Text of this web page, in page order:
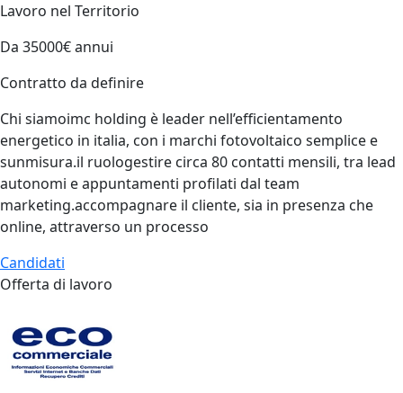
Lavoro nel Territorio
Da 35000€ annui
Contratto da definire
Chi siamoimc holding è leader nell’efficientamento
energetico in italia, con i marchi fotovoltaico semplice e
sunmisura.il ruologestire circa 80 contatti mensili, tra lead
autonomi e appuntamenti profilati dal team
marketing.accompagnare il cliente, sia in presenza che
online, attraverso un processo
Candidati
Offerta di lavoro